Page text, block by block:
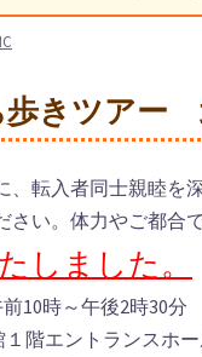
歩きツアー
、転入者同士親睦を
い。体力やご都合
しました。
10時～午後2時30分
階エントランスホ